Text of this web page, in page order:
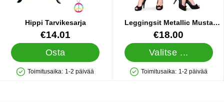
Hippi Tarvikesarja
Tuote.nro 36726€14.01
Osta
Saatavuus: Varastossa
Toimitusaika: 1-2 päivää
Leggingsit Metallic Musta
Large/X-Large
Tuote.nro 7284€18.00
Valitse ...
Saatavuus: Varastossa
Toimitusaika: 1-2 päivää